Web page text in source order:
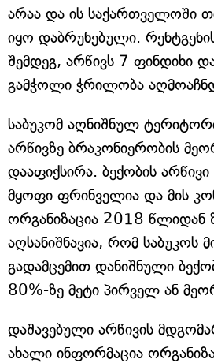
არაა და ის საქართველოში
იყო დაბრუნებული.
შემდეგ, არწივს 7 ფინდიხი
გამჭოლი ჭრილობა
საბუკომ აღნიშნულ
არწივზე ბრაკონიერობის
დააფიქსირა. ბექობის არწივი
მყოფი ფრინველია და მის
ორგანიზაცია 2018 წლიდან
აღსანიშნავია, რომ საბუკოს
გადამცემით დანიშნული
80%-ზე მეტი პირველ ან
დაშავებული არწივის
ახალი ინფორმაცია